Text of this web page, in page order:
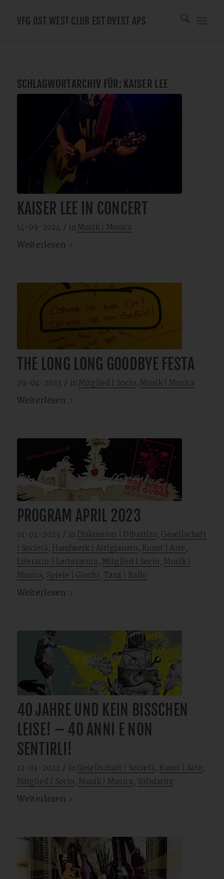
VFG OST WEST CLUB EST OVEST APS
SCHLAGWORTARCHIV FÜR: KAISER LEE
KAISER LEE IN CONCERT
14-09-2024 / in Musik | Musica
Weiterlesen
THE LONG LONG GOODBYE FESTA
29-04-2023 / in Mitglied I Socio, Musik | Musica
Weiterlesen
PROGRAM APRIL 2023
01-04-2023 / in Diskussion | Dibattito, Gesellschaft
| Società, Handwerk | Artigianato, Kunst | Arte ,
Literatur | Letteratura , Mitglied I Socio, Musik |
Musica, Spiele | Giochi, Tanz | Ballo
Weiterlesen
40 JAHRE UND KEIN BISSCHEN
LEISE! – 40 ANNI E NON
SENTIRLI!
12-03-2022 / in Gesellschaft | Società, Kunst | Arte,
Mitglied I Socio, Musik | Musica , Solidarity
Weiterlesen